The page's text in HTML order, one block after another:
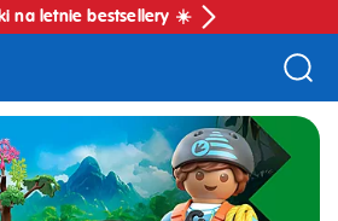
na letnie bestsellery ☀️